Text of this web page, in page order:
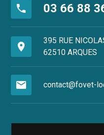
phone 03 66 88
place
395 RUE
62510 ARQUES
mail contact@fovet-